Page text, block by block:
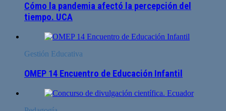
Cómo la pandemia afectó la percepción del
tiempo. UCA
Gestión Educativa
OMEP 14 Encuentro de Educación Infantil